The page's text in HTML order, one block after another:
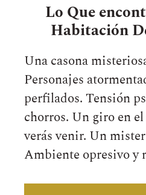
Lo Que
Habitación
Una casona
Personajes
perfilados. Tensión
chorros. Un giro en
verás venir. Un
Ambiente opresivo y